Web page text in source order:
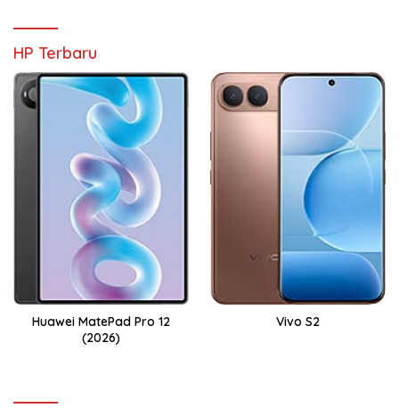
HP Terbaru
Huawei MatePad Pro 12
(2026)
Vivo S2